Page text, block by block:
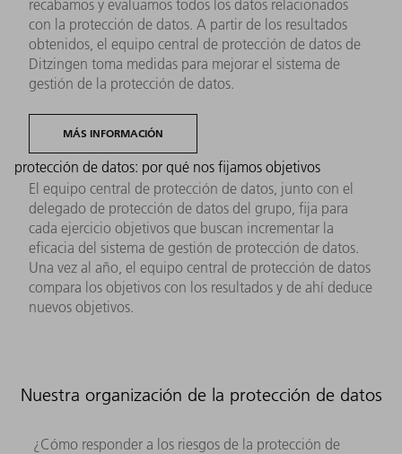
recabamos y evaluamos todos los datos relacionados
con la protección de datos. A partir de los resultados
obtenidos, el equipo central de protección de datos de
Ditzingen toma medidas para mejorar el sistema de
gestión de la protección de datos.
MÁS INFORMACIÓN
protección de datos: por qué nos fijamos objetivos
El equipo central de protección de datos, junto con el
delegado de protección de datos del grupo, fija para
cada ejercicio objetivos que buscan incrementar la
eficacia del sistema de gestión de protección de datos.
Una vez al año, el equipo central de protección de datos
compara los objetivos con los resultados y de ahí deduce
nuevos objetivos.
Nuestra organización de la protección de datos
¿Cómo responder a los riesgos de la protección de